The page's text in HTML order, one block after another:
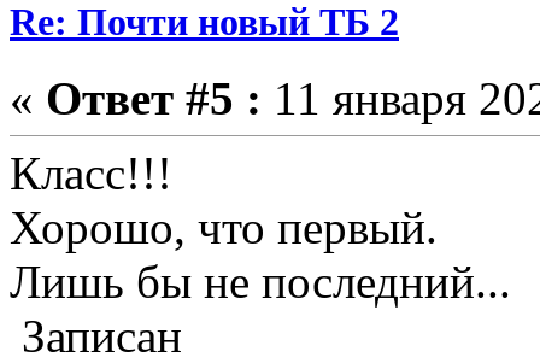
Re: Почти новый ТБ 2
« Ответ #5 : 11 января
Класс!!!
Хорошо, что первый.
Лишь бы не последний...
Записан